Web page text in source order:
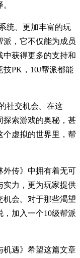
统、更加丰富的玩
派，它不仅能为成员
中获得更多的支持和
PK，10J帮派都能
社交机会。在这
探索游戏的奥秘，甚
个虚拟的世界里，帮
外传》中拥有着无可
实力，更为玩家提供
机会。对于那些渴望
加入一个10级帮派
机遇》希望这篇文章